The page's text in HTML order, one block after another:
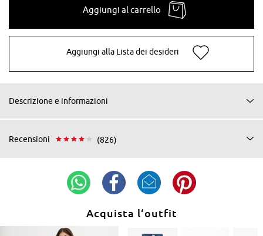
Aggiungi al carrello
Aggiungi alla Lista dei desideri
Descrizione e informazioni
Recensioni (826)
Acquista l‘outfit